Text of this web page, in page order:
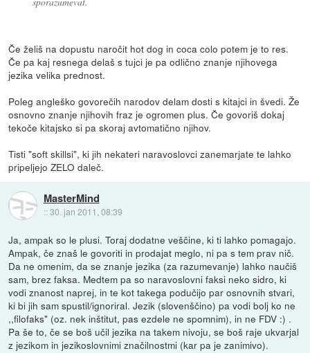
Če želiš na dopustu naročit hot dog in coca colo potem je to res.
Če pa kaj resnega delaš s tujci je pa odlično znanje njihovega
jezika velika prednost.
Poleg angleško govorečih narodov delam dosti s kitajci in švedi. Že
osnovno znanje njihovih fraz je ogromen plus. Če govoriš dokaj
tekoče kitajsko si pa skoraj avtomatično njihov.
Tisti "soft skillsi", ki jih nekateri naravoslovci zanemarjate te lahko
pripeljejo ZELO daleč.
MasterMind
::30. jan 2011, 08:39
Ja, ampak so le plusi. Toraj dodatne veščine, ki ti lahko pomagajo.
Ampak, če znaš le govoriti in prodajat meglo, ni pa s tem prav nič.
Da ne omenim, da se znanje jezika (za razumevanje) lahko naučiš
sam, brez faksa. Medtem pa so naravoslovni faksi neko sidro, ki
vodi znanost naprej, in te kot takega podučijo par osnovnih stvari,
ki bi jih sam spustil/ignoriral. Jezik (slovenščino) pa vodi bolj ko ne
,,filofaks" (oz. nek inštitut, pas ezdele ne spomnim), in ne FDV :) .
Pa še to, če se boš učil jezika na takem nivoju, se boš raje ukvarjal
z jezikom in jezikoslovnimi značilnostmi (kar pa je zanimivo).